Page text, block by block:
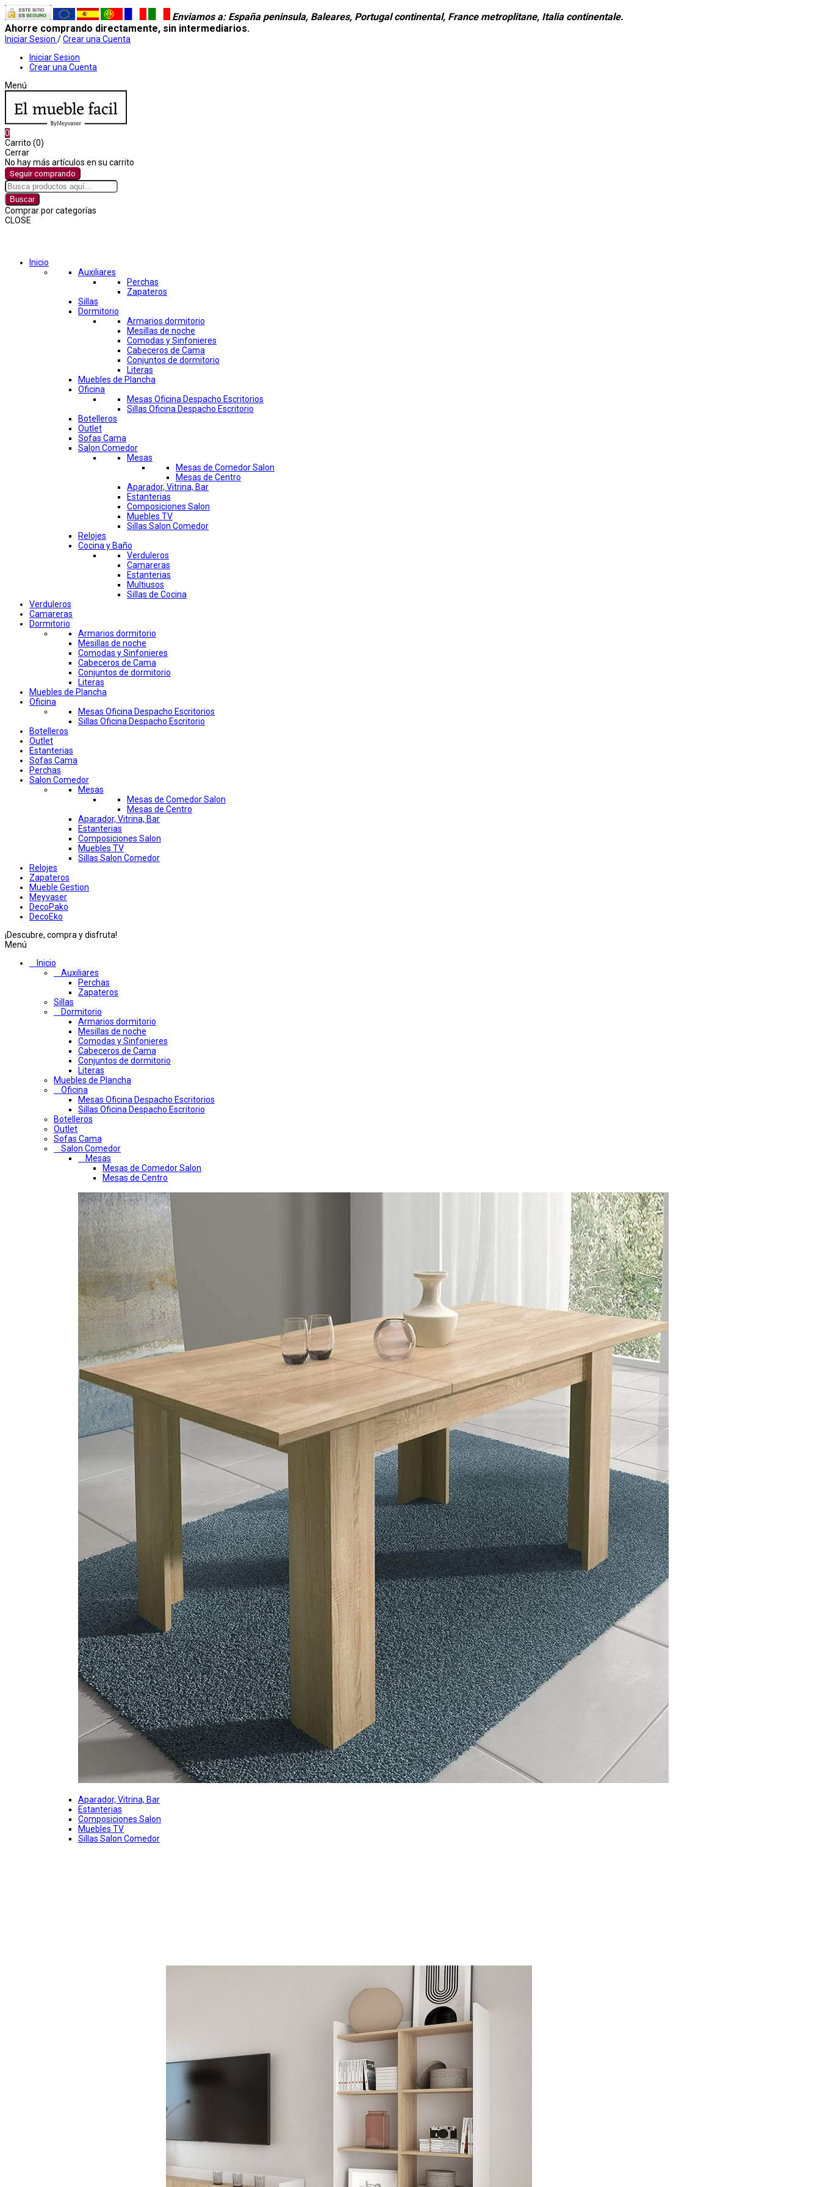
Enviamos a: España peninsula, Baleares, Portugal continental, France metroplitane, Italia continentale.
Ahorre comprando directamente, sin intermediarios.
Iniciar Sesion /Crear una Cuenta
Iniciar Sesion
Crear una Cuenta
Menú
0
Carrito (0)
Cerrar
No hay más artículos en su carrito
Seguir comprando
Buscar
Comprar por categorías
CLOSE
Inicio
Auxiliares
Perchas
Zapateros
Sillas
Dormitorio
Armarios dormitorio
Mesillas de noche
Comodas y Sinfonieres
Cabeceros de Cama
Conjuntos de dormitorio
Literas
Muebles de Plancha
Oficina
Mesas Oficina Despacho Escritorios
Sillas Oficina Despacho Escritorio
Botelleros
Outlet
Sofas Cama
Salon Comedor
Mesas
Mesas de Comedor Salon
Mesas de Centro
Aparador, Vitrina, Bar
Estanterias
Composiciones Salon
Muebles TV
Sillas Salon Comedor
Relojes
Cocina y Baño
Verduleros
Camareras
Estanterias
Multiusos
Sillas de Cocina
Verduleros
Camareras
Dormitorio
Armarios dormitorio
Mesillas de noche
Comodas y Sinfonieres
Cabeceros de Cama
Conjuntos de dormitorio
Literas
Muebles de Plancha
Oficina
Mesas Oficina Despacho Escritorios
Sillas Oficina Despacho Escritorio
Botelleros
Outlet
Estanterias
Sofas Cama
Perchas
Salon Comedor
Mesas
Mesas de Comedor Salon
Mesas de Centro
Aparador, Vitrina, Bar
Estanterias
Composiciones Salon
Muebles TV
Sillas Salon Comedor
Relojes
Zapateros
Mueble Gestion
Meyvaser
DecoPako
DecoEko
¡Descubre, compra y disfruta!
Menú
Inicio
Auxiliares
Perchas
Zapateros
Sillas
Dormitorio
Armarios dormitorio
Mesillas de noche
Comodas y Sinfonieres
Cabeceros de Cama
Conjuntos de dormitorio
Literas
Muebles de Plancha
Oficina
Mesas Oficina Despacho Escritorios
Sillas Oficina Despacho Escritorio
Botelleros
Outlet
Sofas Cama
Salon Comedor
Mesas
Mesas de Comedor Salon
Mesas de Centro
Aparador, Vitrina, Bar
Estanterias
Composiciones Salon
Muebles TV
Sillas Salon Comedor